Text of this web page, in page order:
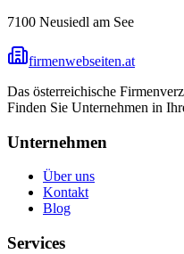
7100 Neusiedl am See
firmenwebseiten.at
Das österreichische
Finden Sie Unternehmen in
Unternehmen
Über uns
Kontakt
Blog
Services